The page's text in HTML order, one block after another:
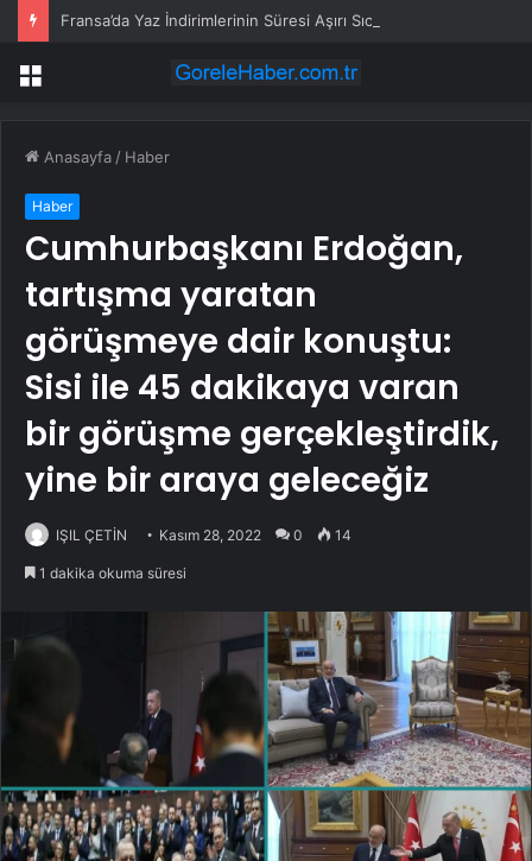
Menü
Anasayfa / Haber
Haber
Cumhurbaşkanı Erdoğan,
tartışma yaratan
görüşmeye dair konuştu:
Sisi ile 45 dakikaya varan
bir görüşme gerçekleştirdik,
yine bir araya geleceğiz
IŞIL ÇETİN Kasım 28, 2022 0 14
1 dakika okuma süresi